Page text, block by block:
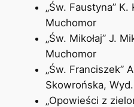
„Św. Faustyna”
Muchomor
„Św. Mikołaj” J.
Muchomor
„Św. Franciszek”
Skowrońska,
„Opowieści z